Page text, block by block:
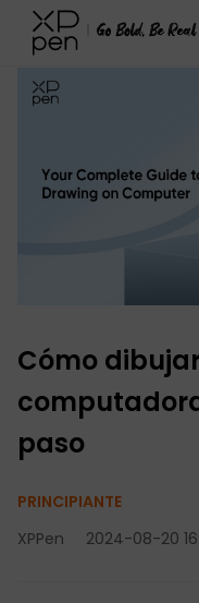
XPPen > Blog >
Cómo
paso
PRINCIPIANTE
XPPen
2024-08-20